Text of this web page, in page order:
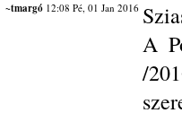
~tmargó 12:08 Pé, 01 Jan 2016
A
/